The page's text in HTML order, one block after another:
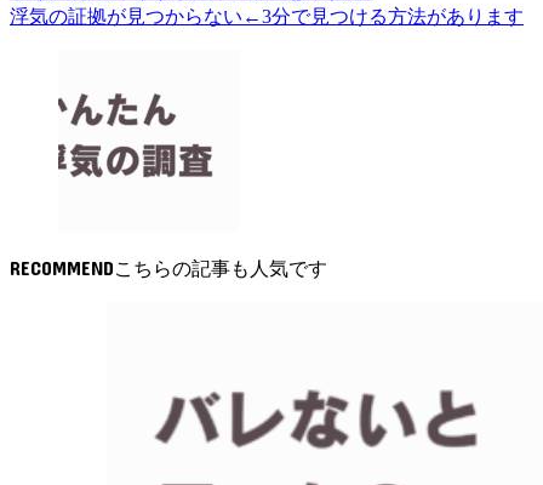
浮気の証拠が見つからない←3分で見つける方法があります
RECOMMEND